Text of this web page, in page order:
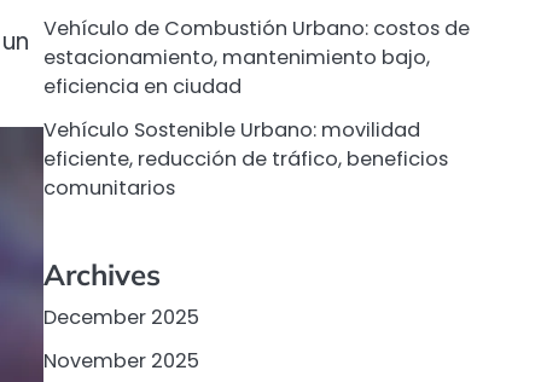
Vehículo de Combustión Urbano: costos de
estacionamiento, mantenimiento bajo,
eficiencia en ciudad
Vehículo Sostenible Urbano: movilidad
eficiente, reducción de tráfico, beneficios
comunitarios
Archives
December 2025
November 2025